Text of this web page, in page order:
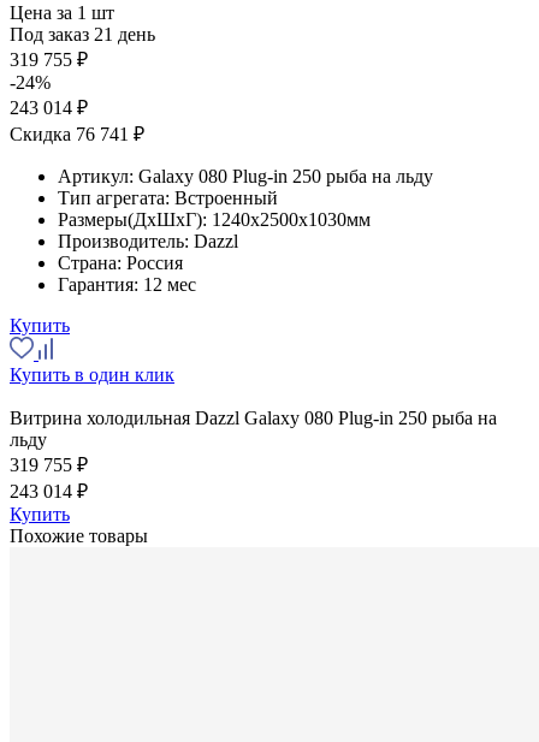
Цена за 1 шт
Под заказ 21 день
319 755 ₽
-24%
243 014 ₽
Скидка 76 741 ₽
Артикул: Galaxy 080 Plug-in 250 рыба на льду
Тип агрегата: Встроенный
Размеры(ДхШхГ): 1240x2500x1030мм
Производитель: Dazzl
Страна: Россия
Гарантия: 12 мес
Купить
Купить в один клик
Витрина холодильная Dazzl Galaxy 080 Plug-in 250 рыба на
льду
319 755 ₽
243 014 ₽
Купить
Похожие товары